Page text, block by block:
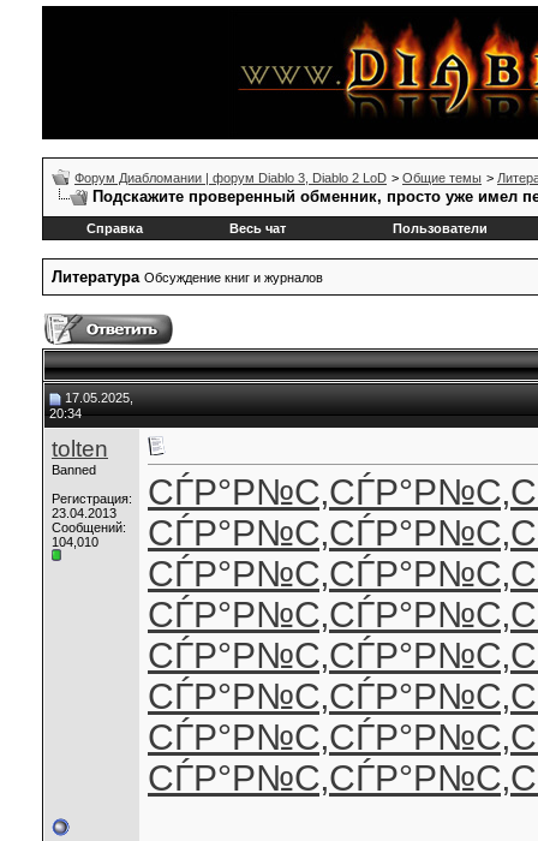
Форум Диабломании | форум Diablo 3, Diablo 2 LoD > Общие темы >
Подскажите проверенный обменник, просто уже имел
Справка Весь чат Пользователи
Литература Обсуждение книг и журналов
17.05.2025,
20:34
tolten
Banned
Регистрация:
23.04.2013
Сообщений:
104,010
СЃР°Р№С‚СЃР°Р№С‚
СЃР°Р№С‚СЃР°Р№С‚
СЃР°Р№С‚СЃР°Р№С‚
СЃР°Р№С‚СЃР°Р№С‚
СЃР°Р№С‚СЃР°Р№С‚
СЃР°Р№С‚СЃР°Р№С‚
СЃР°Р№С‚СЃР°Р№С‚
СЃР°Р№С‚СЃР°Р№С‚